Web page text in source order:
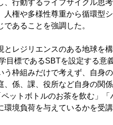
、行動するライフサイクル思
人権や多様性尊重から循環型
あることを強調した。
とレジリエンスのある地球を
目標であるSBTを設定する意
う枠組みだけで考えず、自身
、係、課、役所など自身の関
ペットボトルのお茶を飲む」
環境負荷を与えているかを受